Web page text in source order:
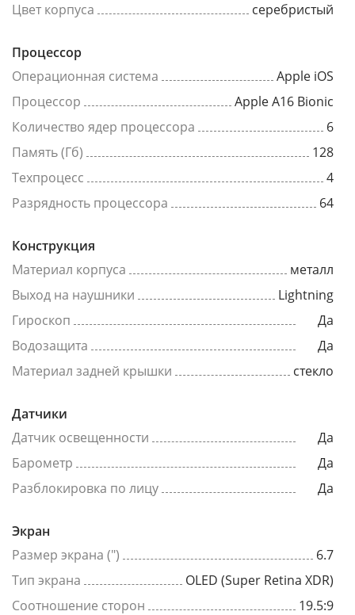
Цвет корпуса
серебристый
Процессор
Операционная система
Apple iOS
Процессор
Apple A16 Bionic
Количество ядер процессора
6
Память (Гб)
128
Техпроцесс
4
Разрядность процессора
64
Конструкция
Материал корпуса
металл
Выход на наушники
Lightning
Гироскоп
Да
Водозащита
Да
Материал задней крышки
стекло
Датчики
Датчик освещенности
Да
Барометр
Да
Разблокировка по лицу
Да
Экран
Размер экрана (")
6.7
Тип экрана
OLED (Super Retina XDR)
Соотношение сторон
19.5:9